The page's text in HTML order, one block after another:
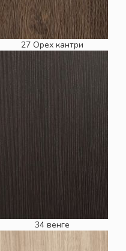
27 Орех кантри
34 венге